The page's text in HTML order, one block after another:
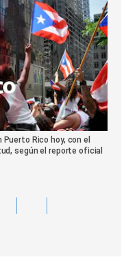
Rico hoy, con el
según el reporte oficial